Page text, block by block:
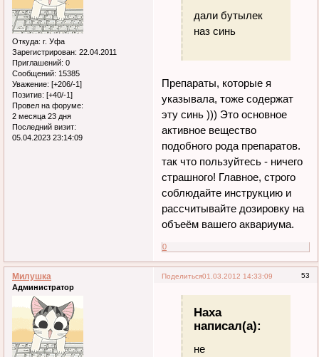
Откуда: г. Уфа
Зарегистрирован: 22.04.2011
Приглашений: 0
Сообщений: 15385
Уважение: [+206/-1]
Позитив: [+40/-1]
Провел на форуме:
2 месяца 23 дня
Последний визит:
05.04.2023 23:14:09
дали бутылек
наз синь
Препараты, которые я
указывала, тоже содержат
эту синь ))) Это основное
активное вещество
подобного рода препаратов.
так что пользуйтесь - ничего
страшного! Главное, строго
соблюдайте инструкцию и
рассчитывайте дозировку на
объеём вашего аквариума.
0
Поделиться 53
01.03.2012 14:33:09
Милушка
Администратор
Наха
написал(а):
не